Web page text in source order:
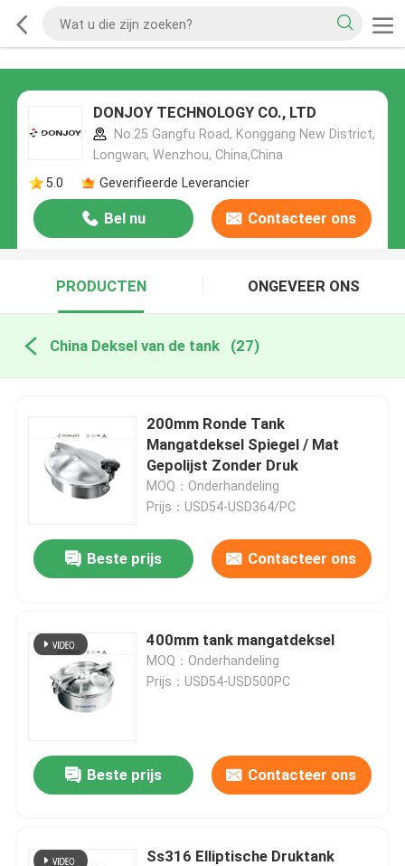
DONJOY TECHNOLOGY CO., LTD
No.25 Gangfu Road, Konggang New District,
Longwan, Wenzhou, China,China
5.0
Geverifieerde Leverancier
Bel nu Contacteer ons
PRODUCTEN ONGEVEER ONS
China Deksel van de tank (27)
200mm Ronde Tank
Mangatdeksel Spiegel / Mat
Gepolijst Zonder Druk
MOQ：Onderhandeling
Prijs：USD54-USD364/PC
Beste prijs Contacteer ons
400mm tank mangatdeksel
MOQ：Onderhandeling
Prijs：USD54-USD500PC
Beste prijs Contacteer ons
Ss316 Elliptische Druktank